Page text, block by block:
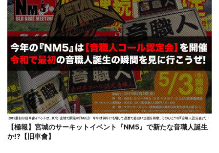
【極報】宮城のサーキットイベント『NM5』で新たな音職人誕生
か!?【旧車會】